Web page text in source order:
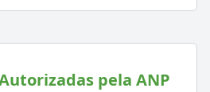
pela ANP